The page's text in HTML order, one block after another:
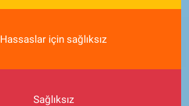
Hassaslar için sağlıksız
Sağlıksız